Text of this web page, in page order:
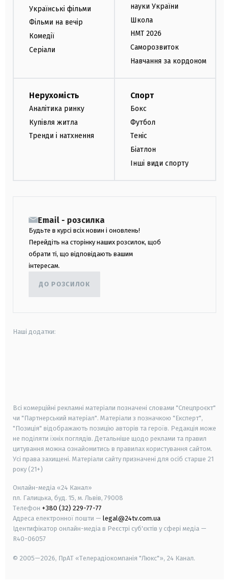
Українські фільми
Фільми на вечір
Комедії
Серіали
науки України
Школа
НМТ 2026
Саморозвиток
Навчання за кордоном
Нерухомість
Аналітика ринку
Купівля житла
Тренди і натхнення
Спорт
Бокс
Футбол
Теніс
Біатлон
Інші види спорту
Email - розсилка
Будьте в курсі всіх новин і оновлень!
Перейдіть на сторінку наших розсилок, щоб
обрати ті, що відповідають вашим
інтересам.
ДО РОЗСИЛОК
Наші додатки:
Всі комерційні рекламні матеріали позначені словами "Спецпроєкт"
чи "Партнерський матеріал". Матеріали з позначкою "Експерт",
"Позиція" відображають позицію авторів та героїв. Редакція може
не поділяти їхніх поглядів. Детальніше щодо реклами та правил
цитування можна ознайомитись в правилах користування сайтом.
Усі права захищені. Матеріали сайту призначені для осіб старше 21
року (21+)
Онлайн-медіа «24 Канал»
пл. Галицька, буд. 15, м. Львів, 79008
Телефон +380 (32) 229-77-77
Адреса електронної пошти — legal@24tv.com.ua
Ідентифікатор онлайн-медіа в Реєстрі суб'єктів у сфері медіа —
R40-06057
© 2005—2026, ПрАТ «Телерадіокомпанія "Люкс"», 24 Канал.